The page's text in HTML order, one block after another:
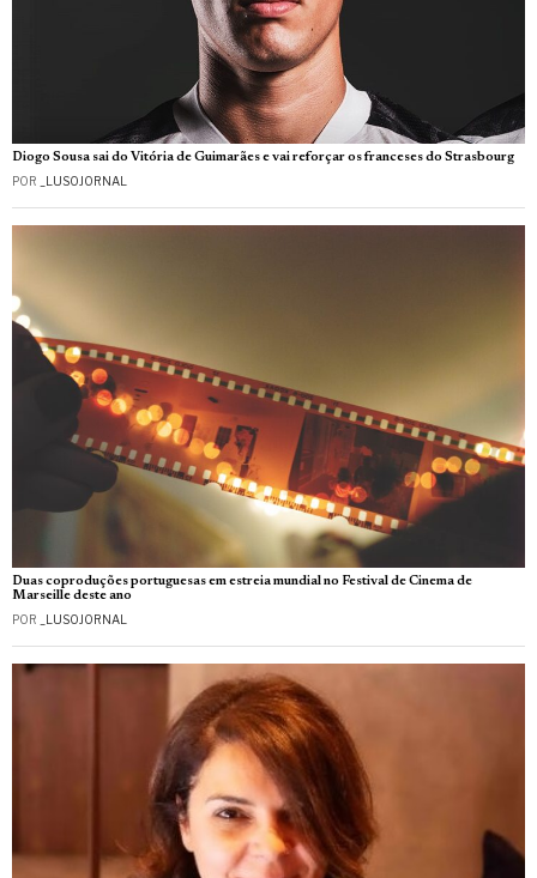
Diogo Sousa sai do Vitória de Guimarães e vai reforçar os franceses do Strasbourg
POR _LUSOJORNAL
Duas coproduções portuguesas em estreia mundial no Festival de Cinema de
Marseille deste ano
POR _LUSOJORNAL